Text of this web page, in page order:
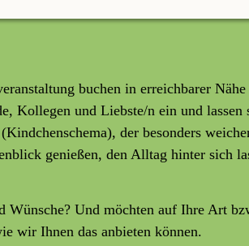
buchen in erreichbarer
Kollegen und Liebste/n ein und
der besonders
genießen, den Alltag hinter sich
Wünsche? Und möchten auf Ihre Art
wir Ihnen das anbieten können.